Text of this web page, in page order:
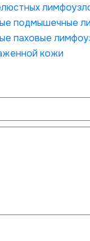
подмышечные
паховые
кожи